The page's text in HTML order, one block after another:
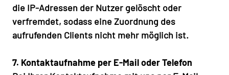
die IP-Adressen der Nutzer gelöscht oder
verfremdet, sodass eine Zuordnung des
aufrufenden Clients nicht mehr möglich ist.
7. Kontaktaufnahme per E-Mail oder Telefon